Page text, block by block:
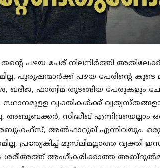
പഴയ പേര് നിലനിര്‍ത്തി
പുരുഷന്മാര്‍ക്ക് പഴയ പേരിന്റെ
ഫാത്വിമ തുടങ്ങിയ പേരുകളും
വ്യക്തികള്‍ക്ക്
അബൂബക്കര്‍, സിദ്ധീഖ് എന്നിവയെല്ലാം
അല്‍ഫാറൂഖ് എന്നിവയും. ഒരു
മുസ്‌ലിമല്ലാത്ത വ്യക്തി
ശരീഅത്ത് അംഗീകരിക്കാത്ത